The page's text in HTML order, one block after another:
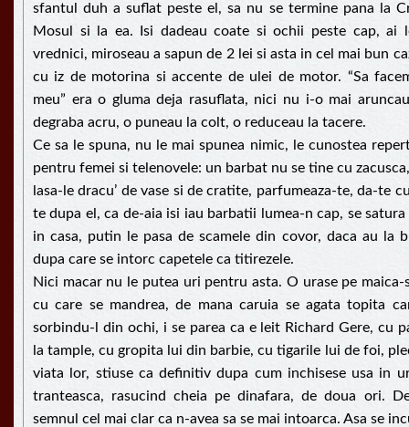
sfantul duh a suflat peste el, sa nu se termine pana la
Mosul si la ea. Isi dadeau coate si ochii peste cap, ai
vrednici, miroseau a sapun de 2 lei si asta in cel mai bun
cu iz de motorina si accente de ulei de motor. “Sa
meu” era o gluma deja rasuflata, nici nu i-o mai
degraba acru, o puneau la colt, o reduceau la tacere.
Ce sa le spuna, nu le mai spunea nimic, le cunostea
pentru femei si telenovele: un barbat nu se tine cu
lasa-le dracu’ de vase si de cratite, parfumeaza-te, da-te
te dupa el, ca de-aia isi iau barbatii lumea-n cap, se
in casa, putin le pasa de scamele din covor, daca au la
dupa care se intorc capetele ca titirezele.
Nici macar nu le putea uri pentru asta. O urase pe
cu care se mandrea, de mana caruia se agata topita
sorbindu-l din ochi, i se parea ca e leit Richard Gere, cu
la tample, cu gropita lui din barbie, cu tigarile lui de foi,
viata lor, stiuse ca definitiv dupa cum inchisese usa in
tranteasca, rasucind cheia pe dinafara, de doua ori.
semnul cel mai clar ca n-avea sa se mai intoarca. Asa se